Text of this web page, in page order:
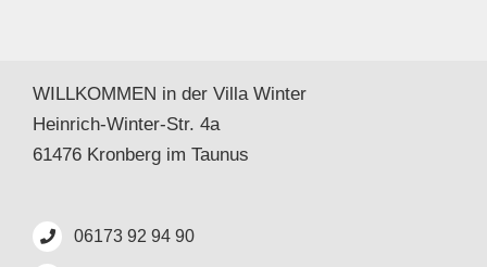
WILLKOMMEN in der Villa Winter
Heinrich-Winter-Str. 4a
61476 Kronberg im Taunus
06173 92 94 90